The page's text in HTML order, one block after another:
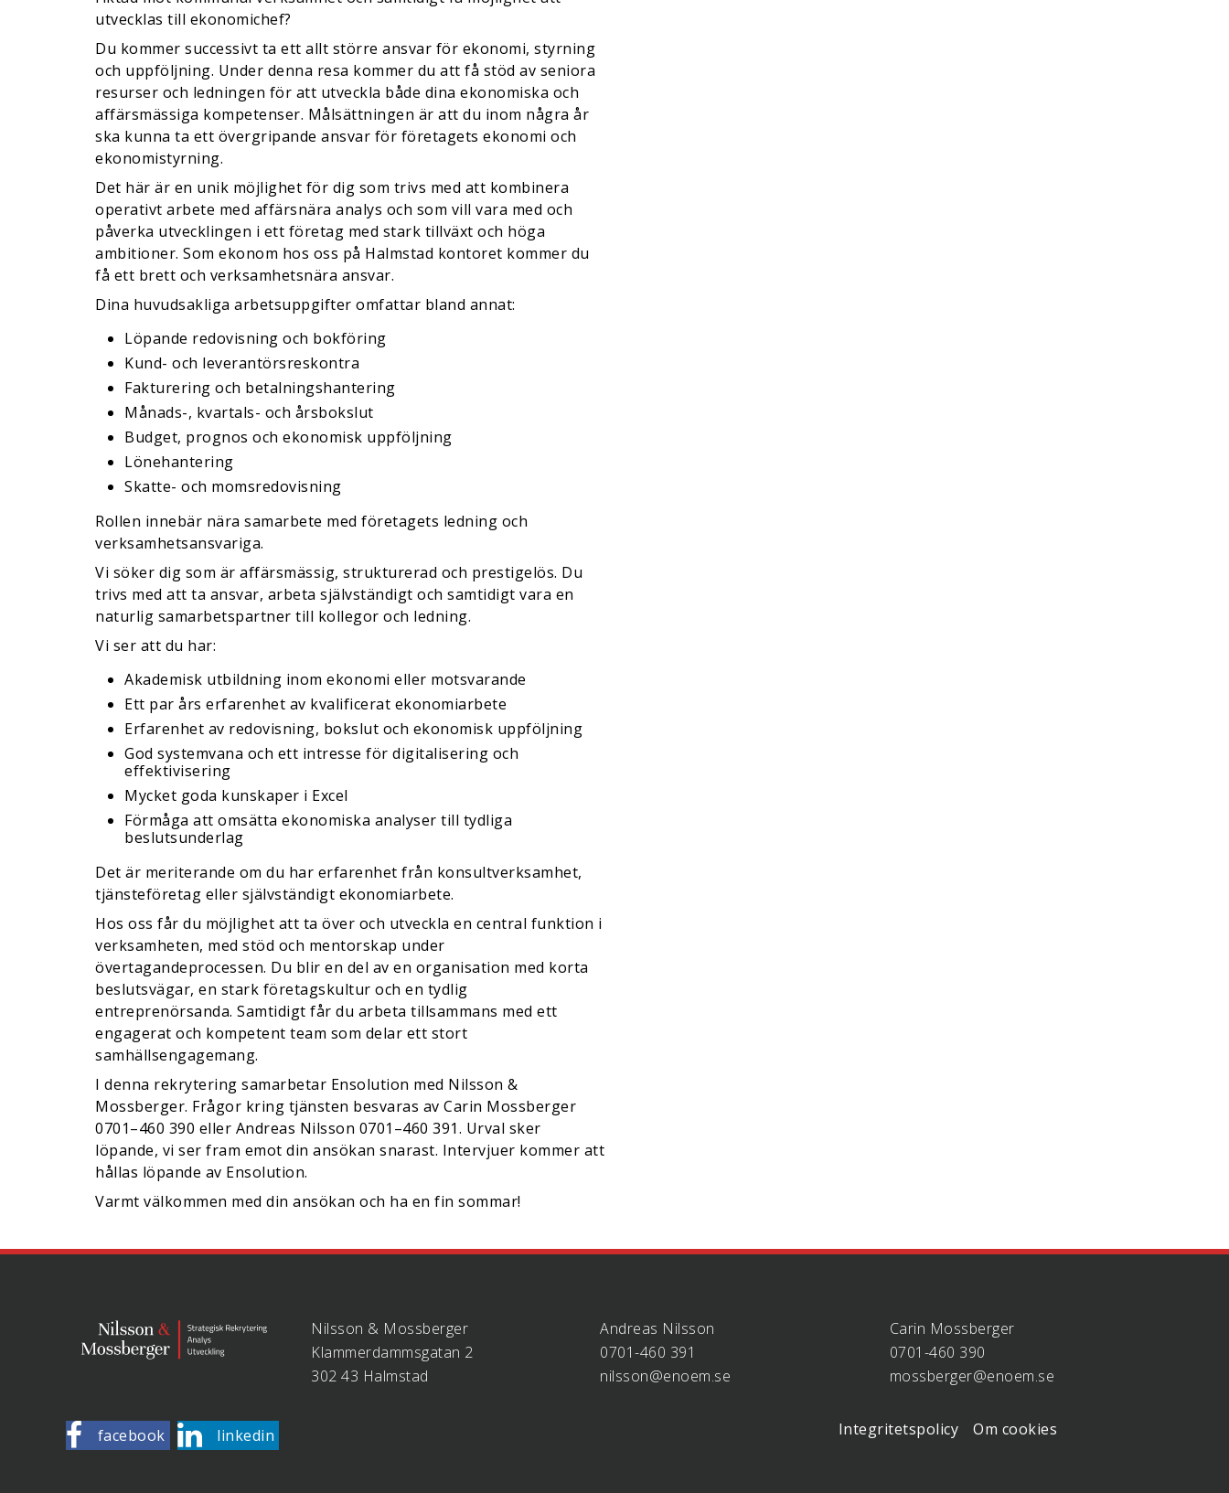
utvecklas till ekonomichef?
Du kommer successivt ta ett allt större ansvar för ekonomi, styrning
och uppföljning. Under denna resa kommer du att få stöd av seniora
resurser och ledningen för att utveckla både dina ekonomiska och
affärsmässiga kompetenser. Målsättningen är att du inom några år
ska kunna ta ett övergripande ansvar för företagets ekonomi och
ekonomistyrning.
Det här är en unik möjlighet för dig som trivs med att kombinera
operativt arbete med affärsnära analys och som vill vara med och
påverka utvecklingen i ett företag med stark tillväxt och höga
ambitioner. Som ekonom hos oss på Halmstad kontoret kommer du
få ett brett och verksamhetsnära ansvar.
Dina huvudsakliga arbetsuppgifter omfattar bland annat:
Löpande redovisning och bokföring
Kund- och leverantörsreskontra
Fakturering och betalningshantering
Månads-, kvartals- och årsbokslut
Budget, prognos och ekonomisk uppföljning
Lönehantering
Skatte- och momsredovisning
Rollen innebär nära samarbete med företagets ledning och
verksamhetsansvariga.
Vi söker dig som är affärsmässig, strukturerad och prestigelös. Du
trivs med att ta ansvar, arbeta självständigt och samtidigt vara en
naturlig samarbetspartner till kollegor och ledning.
Vi ser att du har:
Akademisk utbildning inom ekonomi eller motsvarande
Ett par års erfarenhet av kvalificerat ekonomiarbete
Erfarenhet av redovisning, bokslut och ekonomisk uppföljning
God systemvana och ett intresse för digitalisering och
effektivisering
Mycket goda kunskaper i Excel
Förmåga att omsätta ekonomiska analyser till tydliga
beslutsunderlag
Det är meriterande om du har erfarenhet från konsultverksamhet,
tjänsteföretag eller självständigt ekonomiarbete.
Hos oss får du möjlighet att ta över och utveckla en central funktion i
verksamheten, med stöd och mentorskap under
övertagandeprocessen. Du blir en del av en organisation med korta
beslutsvägar, en stark företagskultur och en tydlig
entreprenörsanda. Samtidigt får du arbeta tillsammans med ett
engagerat och kompetent team som delar ett stort
samhällsengagemang.
I denna rekrytering samarbetar Ensolution med Nilsson &
Mossberger. Frågor kring tjänsten besvaras av Carin Mossberger
0701–460 390 eller Andreas Nilsson 0701–460 391. Urval sker
löpande, vi ser fram emot din ansökan snarast. Intervjuer kommer att
hållas löpande av Ensolution.
Varmt välkommen med din ansökan och ha en fin sommar!
Nilsson & Mossberger
Klammerdammsgatan 2
302 43 Halmstad
Andreas Nilsson
0701-460 391
nilsson@enoem.se
Carin Mossberger
0701-460 390
mossberger@enoem.se
facebook linkedin Integritetspolicy Om cookies